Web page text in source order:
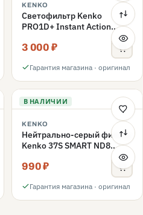
KENKO
Светофильтр Kenko
PRO1D+ Instant Action
Variable NDX3-450+C-PL
поляризационный 49mm
3 000 ₽
Гарантия магазина · оригинал
В НАЛИЧИИ
KENKO
Нейтрально-серый фильтр
Kenko 37S SMART ND8
990 ₽
Гарантия магазина · оригинал